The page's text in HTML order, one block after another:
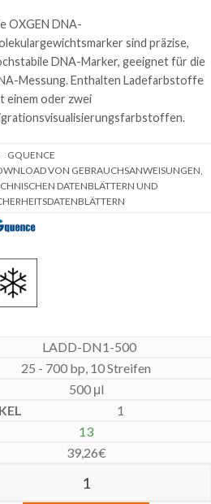
OXGEN DNA-
sind präzise,
DNA-Marker, geeignet für die
Messung. Enthalten Ladefarbstoffe
einem oder zwei
VON GEBRAUCHSANWEISUNGEN,
DATENBLÄTTERN UND
LADD-DN1-500
25 - 700 bp, 10 Streifen
500 μl
1
13
39,26€